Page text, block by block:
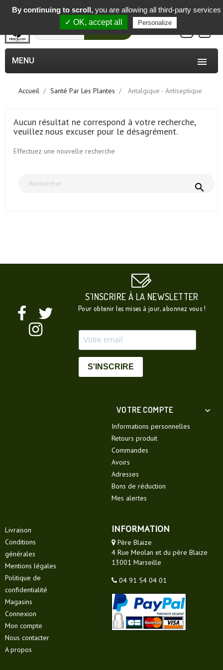
-
Rechercher

MENU
Accueil Santé Par Les Plantes Antalgique - Antiseptique
Aucun résultat ne correspond à votre recherche,
veuillez nous excuser pour le désagrément.
Effectuez une nouvelle recherche

S'INSCRIRE À LA NEWSLETTER
Pour obtenir les mises à jour, abonnez vous !
S'INSCRIRE
VOTRE COMPTE 
Informations personnelles
Retours produit
Commandes
Avoirs
Adresses
Bons de réduction
Mes alertes
Livraison
Conditions
générales
Mentions légales
Politique de
confidentialité
Magasins
Connexion
Mon compte
Nous contacter
A propos
INFORMATION
Père Blaize
4 Rue Meolan et du père Blaize
13001 Marseille
04 91 54 04 01
By continuing to scroll, you are allowing all third-party services
✓ OK, accept all
Personalize